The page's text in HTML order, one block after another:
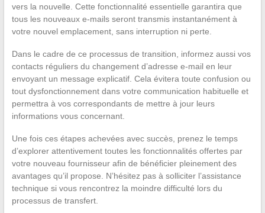
vers la nouvelle. Cette fonctionnalité essentielle garantira que
tous les nouveaux e-mails seront transmis instantanément à
votre nouvel emplacement, sans interruption ni perte.
Dans le cadre de ce processus de transition, informez aussi vos
contacts réguliers du changement d’adresse e-mail en leur
envoyant un message explicatif. Cela évitera toute confusion ou
tout dysfonctionnement dans votre communication habituelle et
permettra à vos correspondants de mettre à jour leurs
informations vous concernant.
Une fois ces étapes achevées avec succès, prenez le temps
d’explorer attentivement toutes les fonctionnalités offertes par
votre nouveau fournisseur afin de bénéficier pleinement des
avantages qu’il propose. N’hésitez pas à solliciter l’assistance
technique si vous rencontrez la moindre difficulté lors du
processus de transfert.